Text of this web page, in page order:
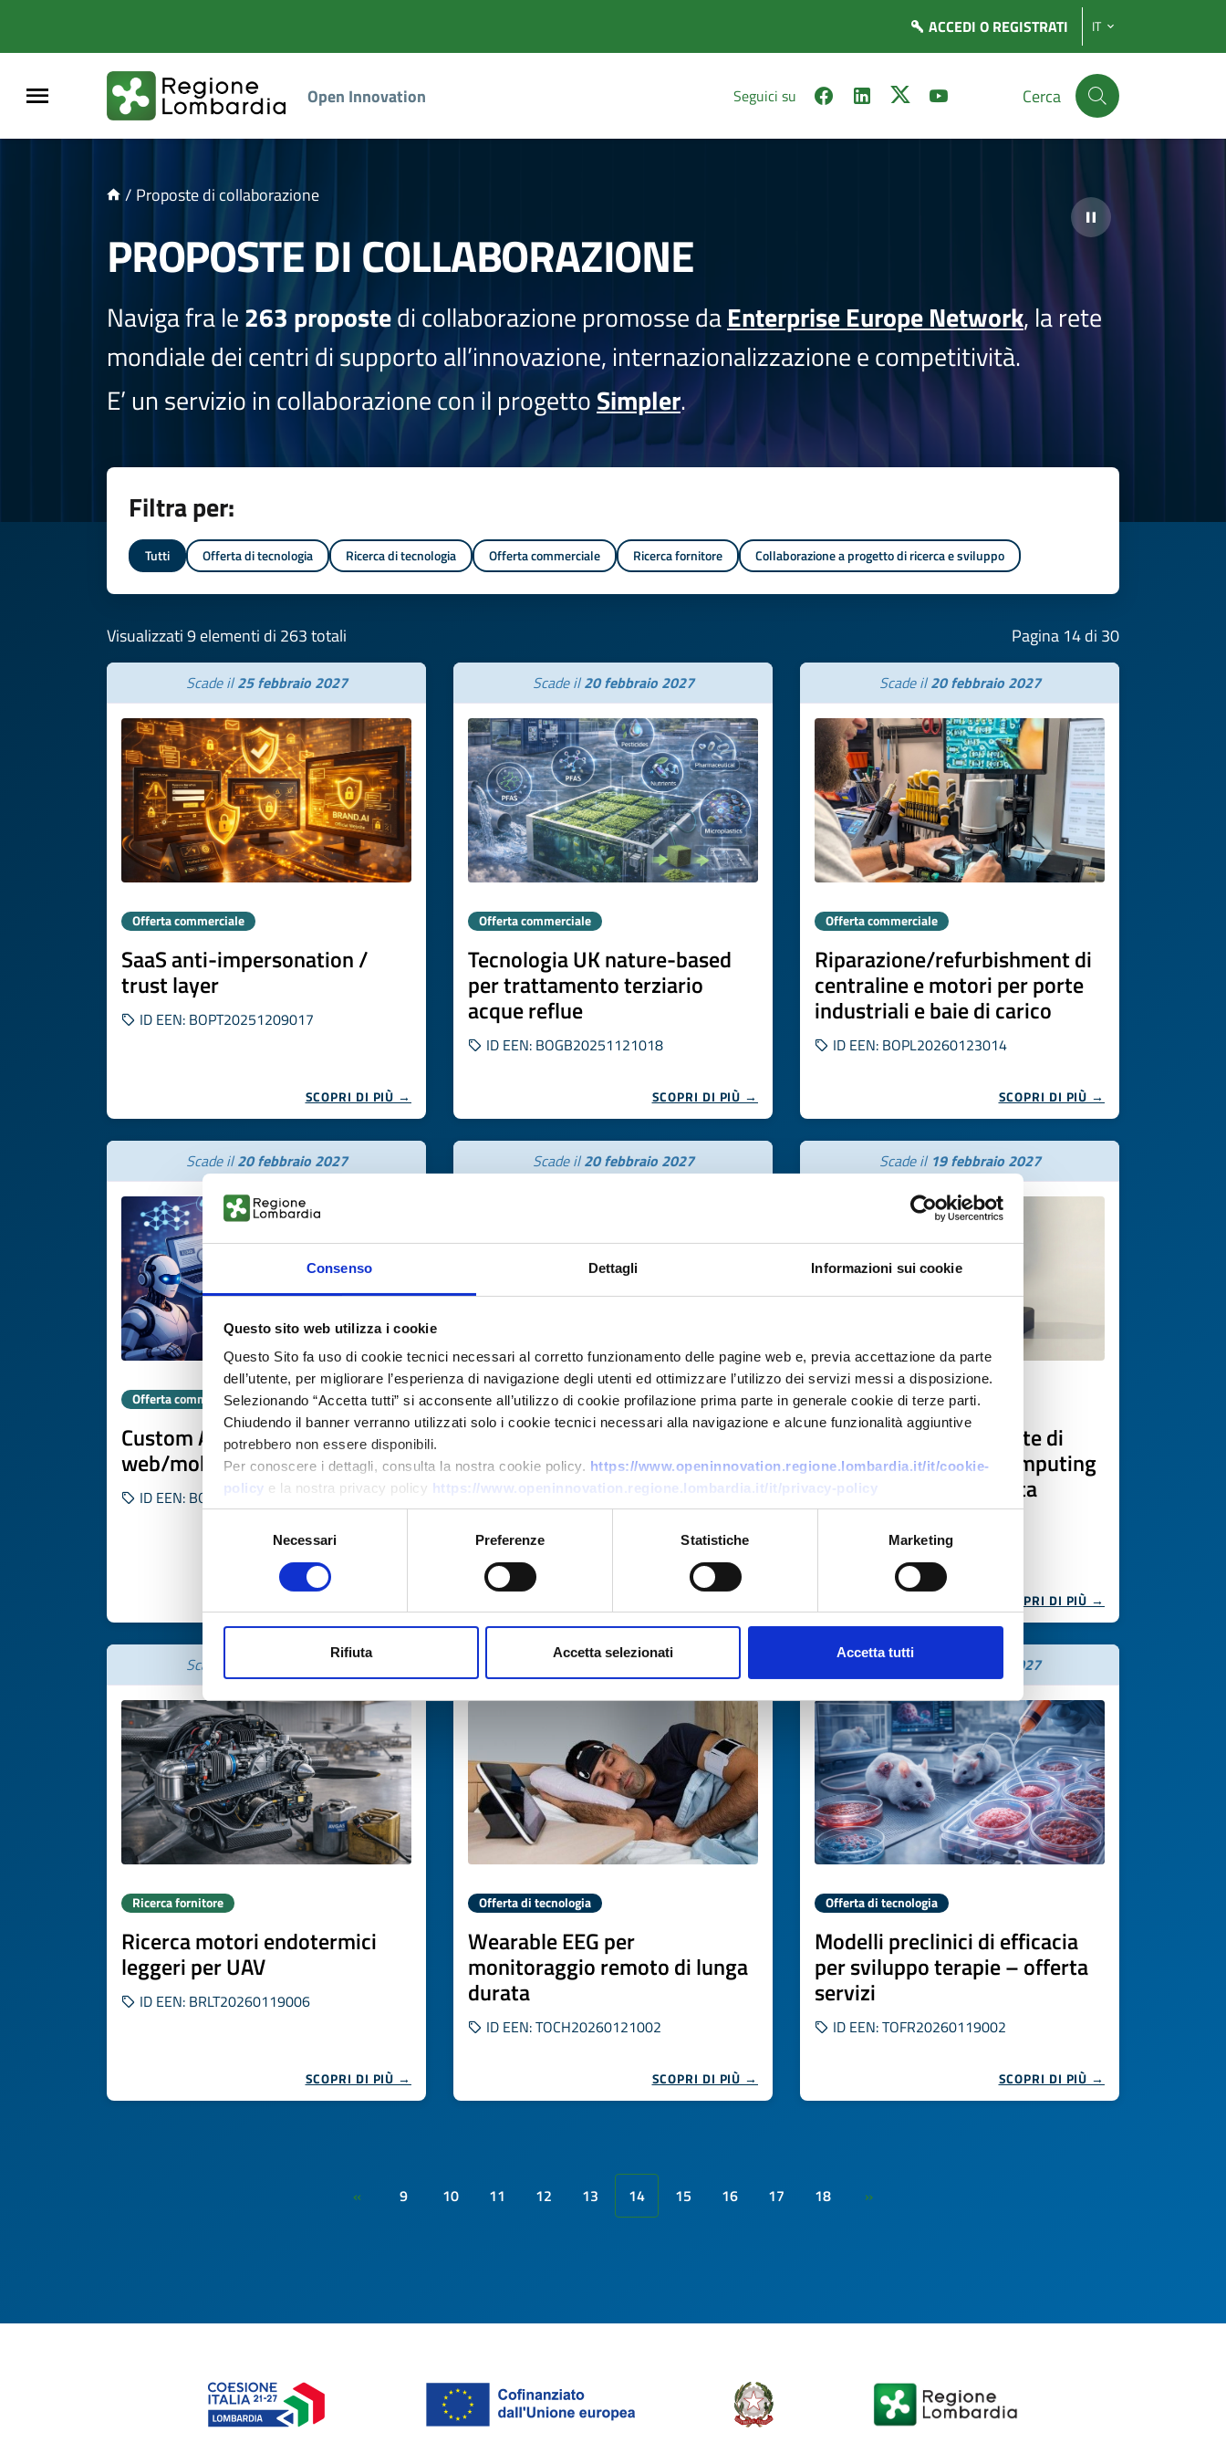
Consenso Dettagli Informazioni sui cookie
Questo sito web utilizza i cookie
Questo Sito fa uso di cookie tecnici necessari al corretto funzionamento delle pagine web e, previa accettazione da parte
dell’utente, per migliorare l’esperienza di navigazione degli utenti ed ottimizzare l’utilizzo dei servizi messi a disposizione.
Selezionando “Accetta tutti” si acconsente all’utilizzo di cookie profilazione prima parte in generale cookie di terze parti.
Chiudendo il banner verranno utilizzati solo i cookie tecnici necessari alla navigazione e alcune funzionalità aggiuntive
potrebbero non essere disponibili.
Per conoscere i dettagli, consulta la nostra cookie policy. https://www.openinnovation.regione.lombardia.it/it/cookie-
policy e la nostra privacy policy https://www.openinnovation.regione.lombardia.it/it/privacy-policy
Necessari Preferenze Statistiche Marketing
Rifiuta Accetta selezionati Accetta tutti
ACCEDI O REGISTRATI IT
Open Innovation Seguici su Cerca
/ Proposte di collaborazione
PROPOSTE DI COLLABORAZIONE
Naviga fra le263 propostedi collaborazione promosse daEnterprise Europe Network, la rete
mondiale dei centri di supporto all’innovazione, internazionalizzazione e competitività.
E’ un servizio in collaborazione con il progettoSimpler.
Filtra per:
Tutti Offerta di tecnologia Ricerca di tecnologia Offerta commerciale Ricerca fornitore Collaborazione a progetto di ricerca e sviluppo
Visualizzati 9 elementi di 263 totali Pagina 14 di 30
Scade il25 febbraio 2027
Offerta commerciale
SaaS anti-impersonation /
trust layer
ID EEN: BOPT20251209017
SCOPRI DI PIÙ →
Scade il20 febbraio 2027
Offerta commerciale
Tecnologia UK nature-based
per trattamento terziario
acque reflue
ID EEN: BOGB20251121018
SCOPRI DI PIÙ →
Scade il20 febbraio 2027
Offerta commerciale
Riparazione/refurbishment di
centraline e motori per porte
industriali e baie di carico
ID EEN: BOPL20260123014
SCOPRI DI PIÙ →
Scade il20 febbraio 2027
Offerta commerciale
Custom AI models per
web/mobile
ID EEN: BORS20260113012STEP
Scade il20 febbraio 2027
Offerta commerciale
Ricarica smart per e-bike
ID EEN: BOSK20251119021STEP
Scade il 19 febbraio 2027
Offerta commerciale
Soluzioni personalizzate di
High-Performance Computing
e integrazione avanzata
dell’hardware
ID EEN: BOTR20260109003
SCOPRI DI PIÙ →
Scade il 19 febbraio 2027
Ricerca fornitore
Ricerca motori endotermici
leggeri per UAV
ID EEN: BRLT20260119006
SCOPRI DI PIÙ →
Scade il19 febbraio 2027
Offerta di tecnologia
Wearable EEG per
monitoraggio remoto di lunga
durata
ID EEN: TOCH20260121002
SCOPRI DI PIÙ →
Scade il 19 febbraio 2027
Offerta di tecnologia
Modelli preclinici di efficacia
per sviluppo terapie – offerta
servizi
ID EEN: TOFR20260119002
SCOPRI DI PIÙ →
« 9 10 11 12 13 14 15 16 17 18 »